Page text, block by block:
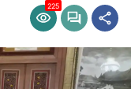
225